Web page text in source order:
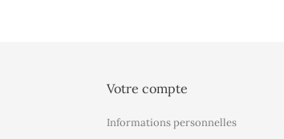
Votre compte
Informations personnelles